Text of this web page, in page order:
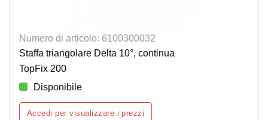
Numero di articolo: 6100300032
Staffa triangolare Delta 10°, continua
TopFix 200
Disponibile
Accedi per visualizzare i prezzi